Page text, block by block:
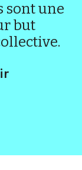
sont une
but